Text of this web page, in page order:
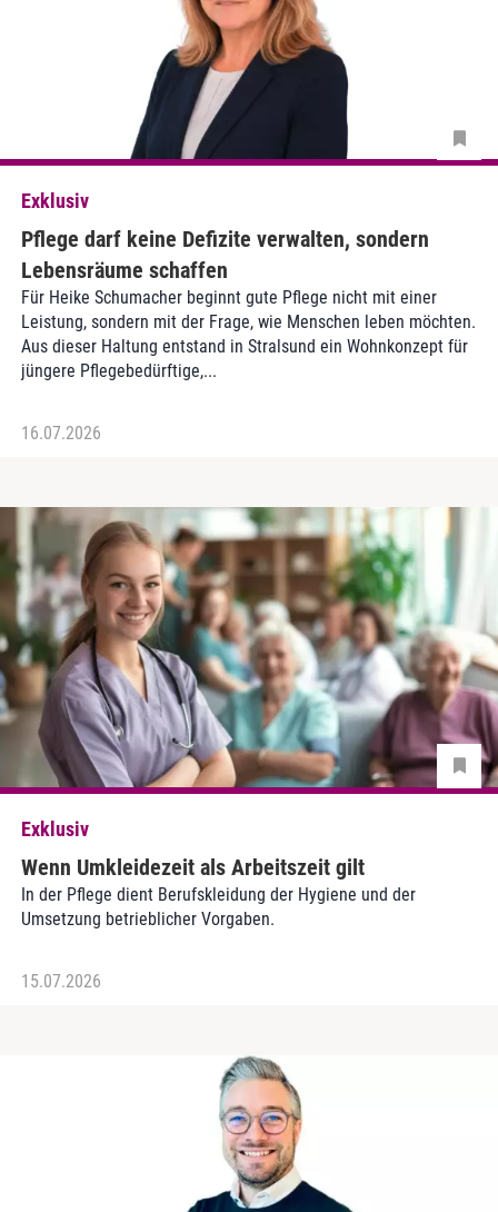
Exklusiv
Pflege darf keine Defizite verwalten, sondern
Lebensräume schaffen
Für Heike Schumacher beginnt gute Pflege nicht mit einer
Leistung, sondern mit der Frage, wie Menschen leben möchten.
Aus dieser Haltung entstand in Stralsund ein Wohnkonzept für
jüngere Pflegebedürftige,...
16.07.2026
Exklusiv
Wenn Umkleidezeit als Arbeitszeit gilt
In der Pflege dient Berufskleidung der Hygiene und der
Umsetzung betrieblicher Vorgaben.
15.07.2026